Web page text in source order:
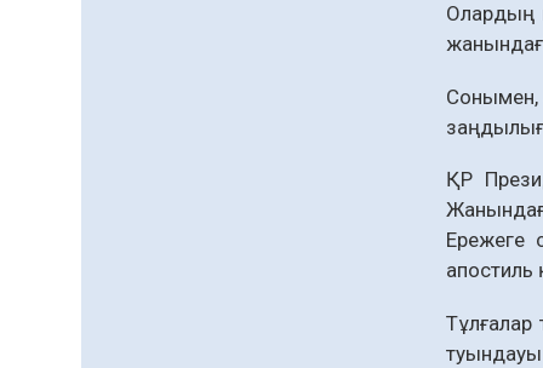
Олардың
Сонымен,
ҚР
Ережеге
Тұлғалар
туындауы